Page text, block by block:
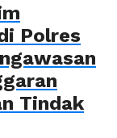
Polres
Tindak